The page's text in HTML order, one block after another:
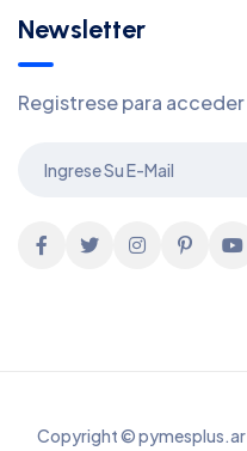
Newsletter
Registrese para
Copyright © pymesplus.ar